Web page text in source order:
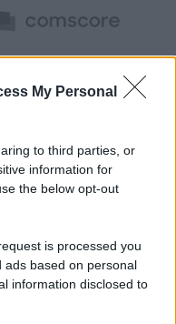
My Personal
to third parties, or
information for
the below opt-out
is processed you
ads based on personal
information disclosed to
- Testata
N. 8/2020 - RG N.
ALL’ANSO
STAMPA ONLINE)